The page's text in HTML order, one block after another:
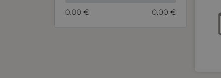
Διακόπτες - Πρίζες Σκάφους -
Αυτοκινήτου
Διακόπτες Αυτοκινήτου -
0.00 € 0.00 €